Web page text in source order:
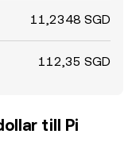
11,2348 SGD
112,35 SGD
till Pi